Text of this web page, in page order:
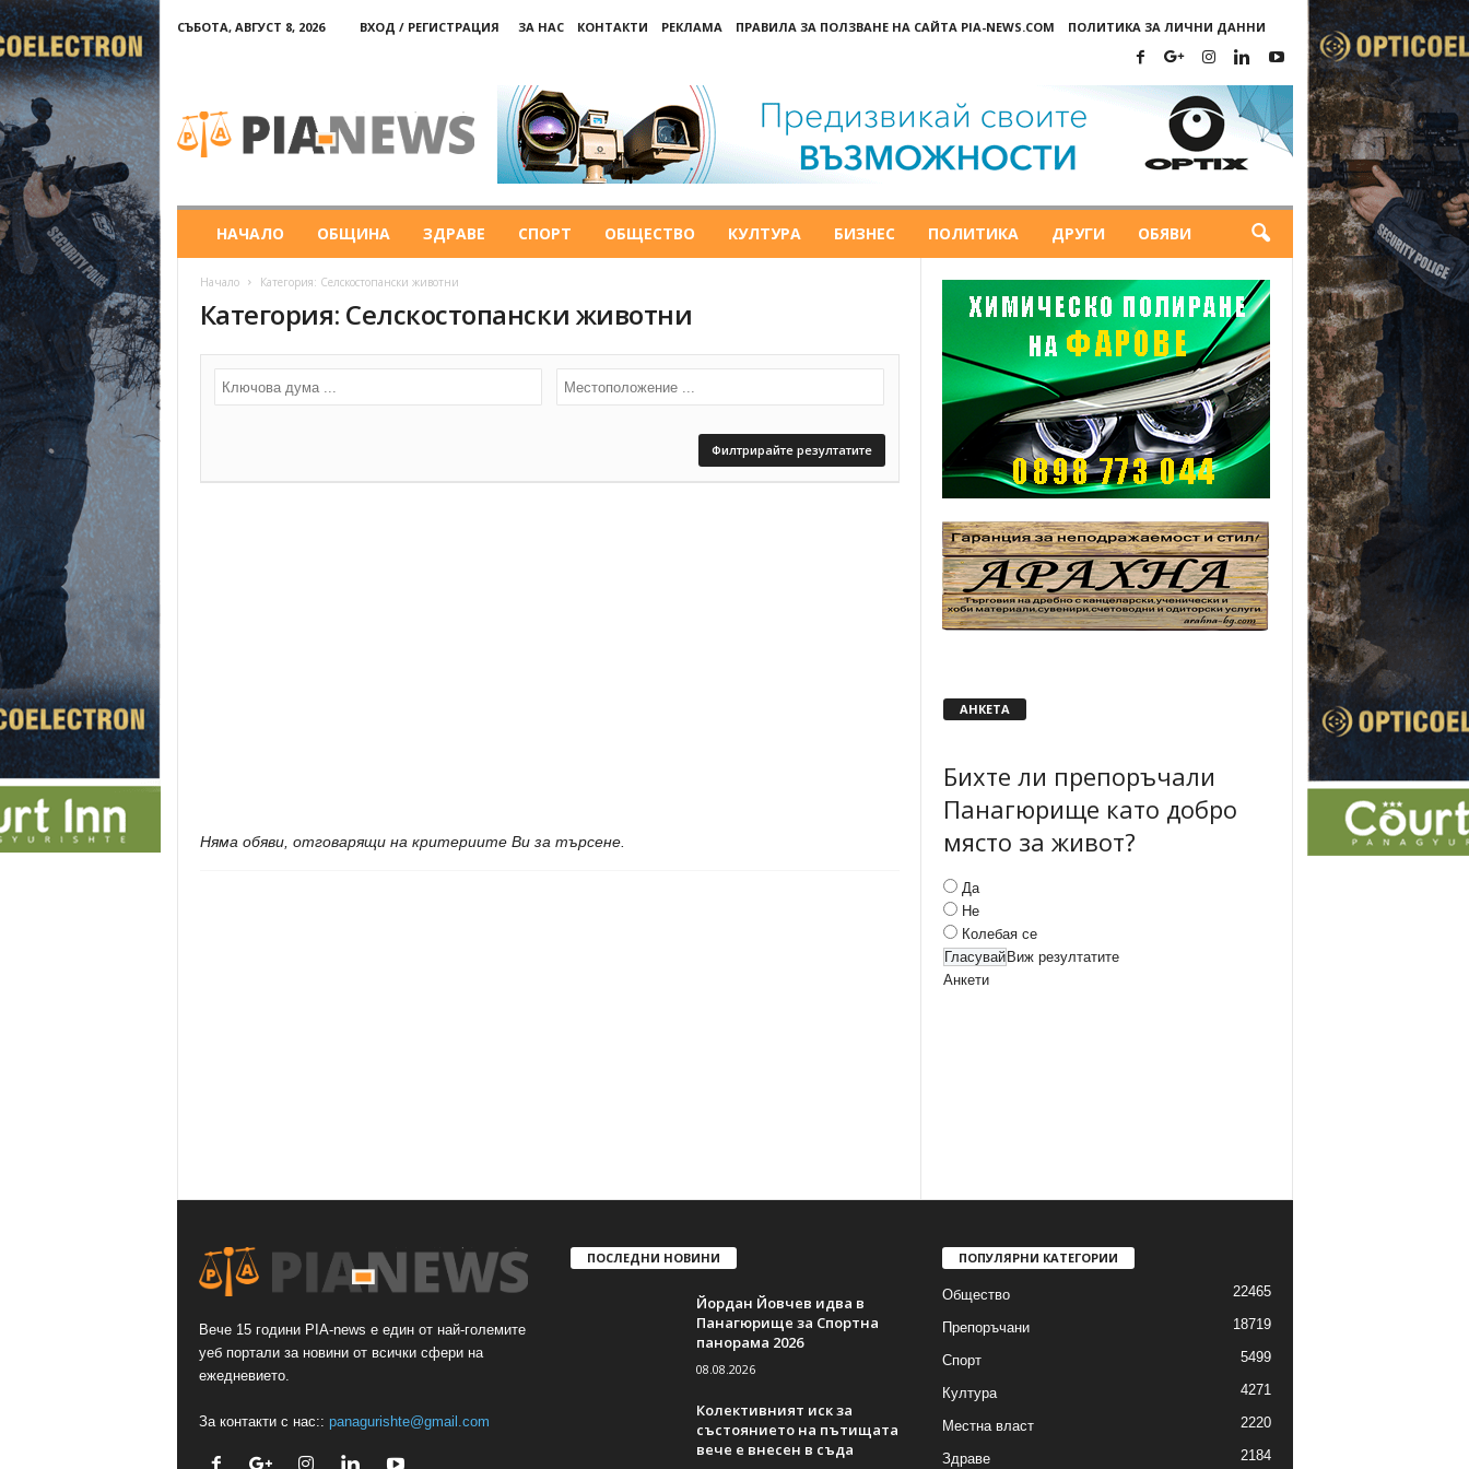
СЪБОТА, АВГУСТ 8, 2026 ВХОД / РЕГИСТРАЦИЯ ЗА НАС КОНТАКТИ РЕКЛАМА ПРАВИЛА ЗА ПОЛЗВАНЕ НА САЙТА PIA-NEWS.COM ПОЛИТИКА ЗА ЛИЧНИ ДАННИ
НАЧАЛО ОБЩИНА ЗДРАВЕ СПОРТ ОБЩЕСТВО КУЛТУРА БИЗНЕС ПОЛИТИКА ДРУГИ ОБЯВИ
Начало Категория: Селскостопански животни
Категория: Селскостопански животни
Няма обяви, отговарящи на критериите Ви за търсене.
АНКЕТА
Бихте ли препоръчали
Панагюрище като добро
място за живот?
Да
Не
Колебая се
Виж резултатите
Анкети
Вече 15 години PIA-news е един от най-големите
уеб портали за новини от всички сфери на
ежедневието.
За контакти с нас:: panagurishte@gmail.com
ПОСЛЕДНИ НОВИНИ
Йордан Йовчев идва в
Панагюрище за Спортна
панорама 2026
08.08.2026
Колективният иск за
състоянието на пътищата
вече е внесен в съда
ПОПУЛЯРНИ КАТЕГОРИИ
Общество 22465
Препоръчани 18719
Спорт 5499
Култура 4271
Местна власт 2220
Здраве 2184